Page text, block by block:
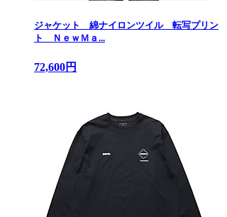
ジャケット 綿ナイロンツイル 転写プリン
ト ＮｅｗＭａ...
72,600円